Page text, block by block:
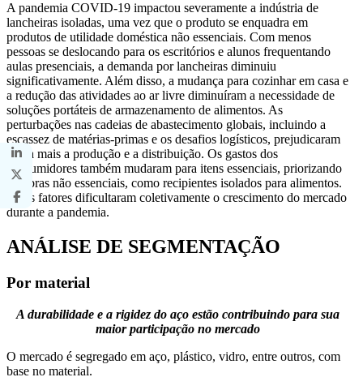
A pandemia COVID-19 impactou severamente a indústria de
lancheiras isoladas, uma vez que o produto se enquadra em
produtos de utilidade doméstica não essenciais. Com menos
pessoas se deslocando para os escritórios e alunos frequentando
aulas presenciais, a demanda por lancheiras diminuiu
significativamente. Além disso, a mudança para cozinhar em casa e
a redução das atividades ao ar livre diminuíram a necessidade de
soluções portáteis de armazenamento de alimentos. As
perturbações nas cadeias de abastecimento globais, incluindo a
escassez de matérias-primas e os desafios logísticos, prejudicaram
ainda mais a produção e a distribuição. Os gastos dos
consumidores também mudaram para itens essenciais, priorizando
compras não essenciais, como recipientes isolados para alimentos.
Esses fatores dificultaram coletivamente o crescimento do mercado
durante a pandemia.
ANÁLISE DE SEGMENTAÇÃO
Por material
A durabilidade e a rigidez do aço estão contribuindo para sua
maior participação no mercado
O mercado é segregado em aço, plástico, vidro, entre outros, com
base no material.